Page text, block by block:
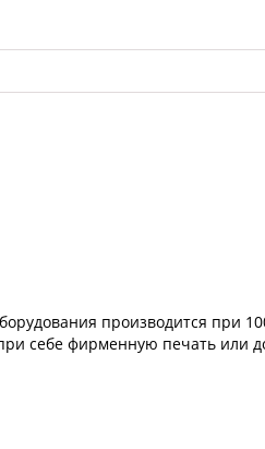
производится при
себе фирменную печать или